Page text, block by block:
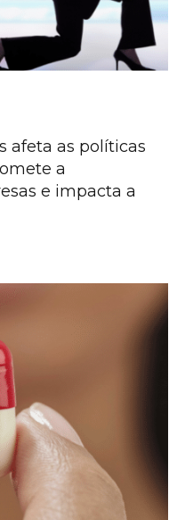
afeta as políticas
a
e impacta a